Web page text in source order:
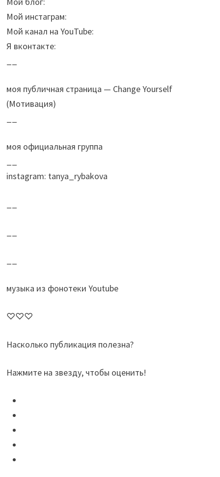
Мой инстаграм:
Мой канал на YouTube:
Я вконтакте:
моя публичная страница — Change Yourself
(Мотивация)
моя официальная группа
instagram: tanya_rybakova
музыка из фонотеки Youtube
♡♡♡
Насколько публикация полезна?
Нажмите на звезду, чтобы оценить!